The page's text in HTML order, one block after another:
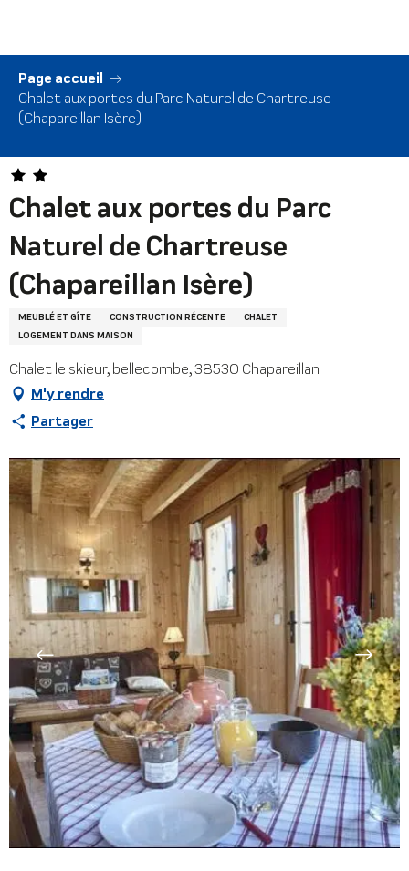
contenu
principal
Page accueil
Chalet aux portes du Parc Naturel de Chartreuse
(Chapareillan Isère)
Chalet aux portes du Parc
Naturel de Chartreuse
(Chapareillan Isère)
MEUBLÉ ET GÎTE CONSTRUCTION RÉCENTE
CHALET
LOGEMENT DANS MAISON
Chalet le skieur, bellecombe, 38530 Chapareillan
M'y rendre
Partager